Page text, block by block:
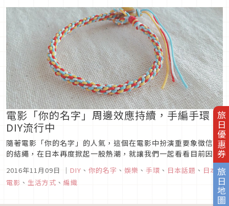
旅日優惠券
旅日地圖
電影「你的名字」周邊效應持續，手編手環
DIY流行中
隨著電影「你的名字」的人氣，這個在電影中扮演重要象徵信物
的結繩，在日本再度掀起一股熱潮，就讓我們一起看看目前因為
這部電影的影響日本正在流行些什麼吧。
2016年11月09日 ｜ DIY 、 你的名字 、 娛樂 、 手環 、 日本話題 、 日本
電影 、 生活方式 、 編織